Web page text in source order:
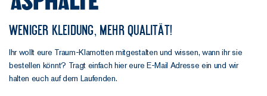
WENIGER KLEIDUNG, MEHR QUALITÄT!
Ihr wollt eure Traum-Klamotten mitgestalten und wissen, wann ihr sie
bestellen könnt? Tragt einfach hier eure E-Mail Adresse ein und wir
halten euch auf dem Laufenden.